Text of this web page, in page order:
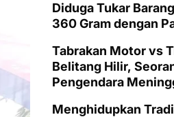
Diduga Tukar
360 Gram dengan
Tabrakan Motor vs
Belitang Hilir,
Pengendara
Menghidupkan